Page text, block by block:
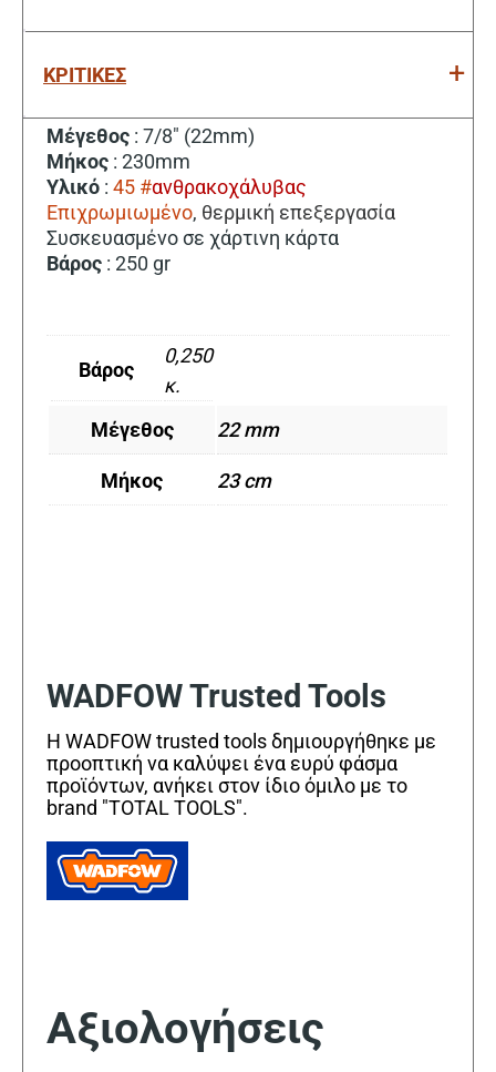
ΚΡΙΤΙΚΕΣ
Μέγεθος : 7/8″ (22mm)
Μήκος : 230mm
Υλικό : 45 #ανθρακοχάλυβας
Επιχρωμιωμένο, θερμική επεξεργασία
Συσκευασμένο σε χάρτινη κάρτα
Βάρος : 250 gr
Βάρος
0,250
κ.
Μέγεθος
22 mm
Μήκος 23 cm
WADFOW Trusted Tools
Η WADFOW trusted tools δημιουργήθηκε με
προοπτική να καλύψει ένα ευρύ φάσμα
προϊόντων, ανήκει στον ίδιο όμιλο με το
brand "TOTAL TOOLS".
Αξιολογήσεις